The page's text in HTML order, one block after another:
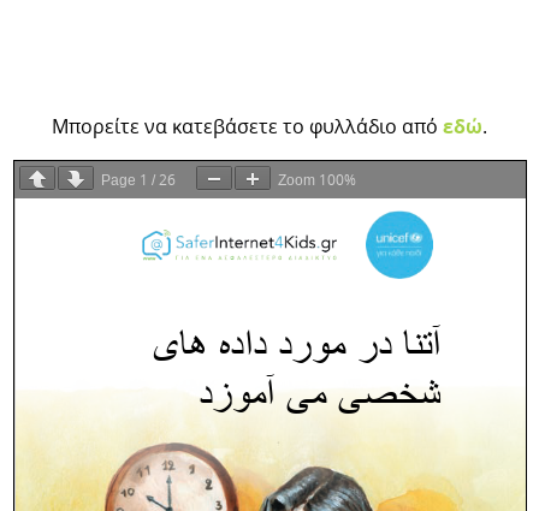
Μπορείτε να κατεβάσετε το φυλλάδιο από εδώ.
Page 1 /26 Zoom 100%